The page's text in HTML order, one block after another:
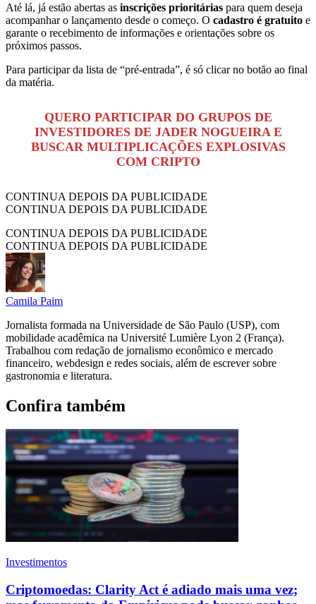
Até lá, já estão abertas as inscrições prioritárias para quem deseja
acompanhar o lançamento desde o começo. O cadastro é gratuito e
garante o recebimento de informações e orientações sobre os
próximos passos.
Para participar da lista de “pré-entrada”, é só clicar no botão ao final
da matéria.
QUERO PARTICIPAR DO GRUPOS DE
INVESTIDORES DE JADER NOGUEIRA E
BUSCAR MULTIPLICAÇÕES EXPLOSIVAS
COM CRIPTO
CONTINUA DEPOIS DA PUBLICIDADE
CONTINUA DEPOIS DA PUBLICIDADE
CONTINUA DEPOIS DA PUBLICIDADE
CONTINUA DEPOIS DA PUBLICIDADE
Camila Paim
Jornalista formada na Universidade de São Paulo (USP), com
mobilidade acadêmica na Université Lumière Lyon 2 (França).
Trabalhou com redação de jornalismo econômico e mercado
financeiro, webdesign e redes sociais, além de escrever sobre
gastronomia e literatura.
Confira também
Investimentos
Criptomoedas: Clarity Act é adiado mais uma vez;